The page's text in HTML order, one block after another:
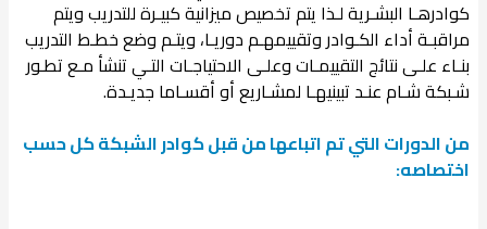
كوادرهـا البشـرية لـذا يتم تخصيص ميزانية كبيـرة للتدريب ويتم
مراقبـة أداء الكـوادر وتقييمهـم دوريـا، ويتـم وضع خطـط التدريب
بنـاء علـى نتائج التقييمـات وعلـى الاحتياجـات التـي تنشأ مـع تطـور
شـبكة شـام عنـد تبينيهـا لمشـاريع أو أقسـاما جديـدة.
من الدورات التي تم اتباعها من قبل كوادر الشبكة كل حسب
اختصاصه: